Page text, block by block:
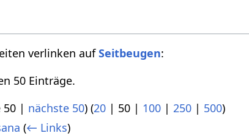
verlinken aufSeitbeugen:
50 Einträge.
50 | nächste 50) (20 | 50 | 100 |250 | 500)
(← Links)